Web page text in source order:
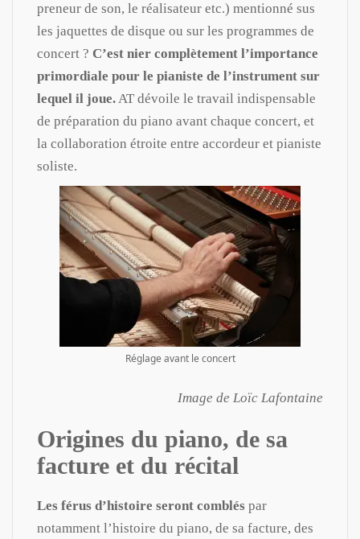
preneur de son, le réalisateur etc.) mentionné sus
les jaquettes de disque ou sur les programmes de
concert ? C’est nier complètement l’importance
primordiale pour le pianiste de l’instrument sur
lequel il joue.AT dévoile le travail indispensable
de préparation du piano avant chaque concert, et
la collaboration étroite entre accordeur et pianiste
soliste.
Réglage avant le concert
Image de Loïc Lafontaine
Origines du piano, de sa
facture et du récital
Les férus d’histoire seront comblés par
notamment l’histoire du piano, de sa facture, des